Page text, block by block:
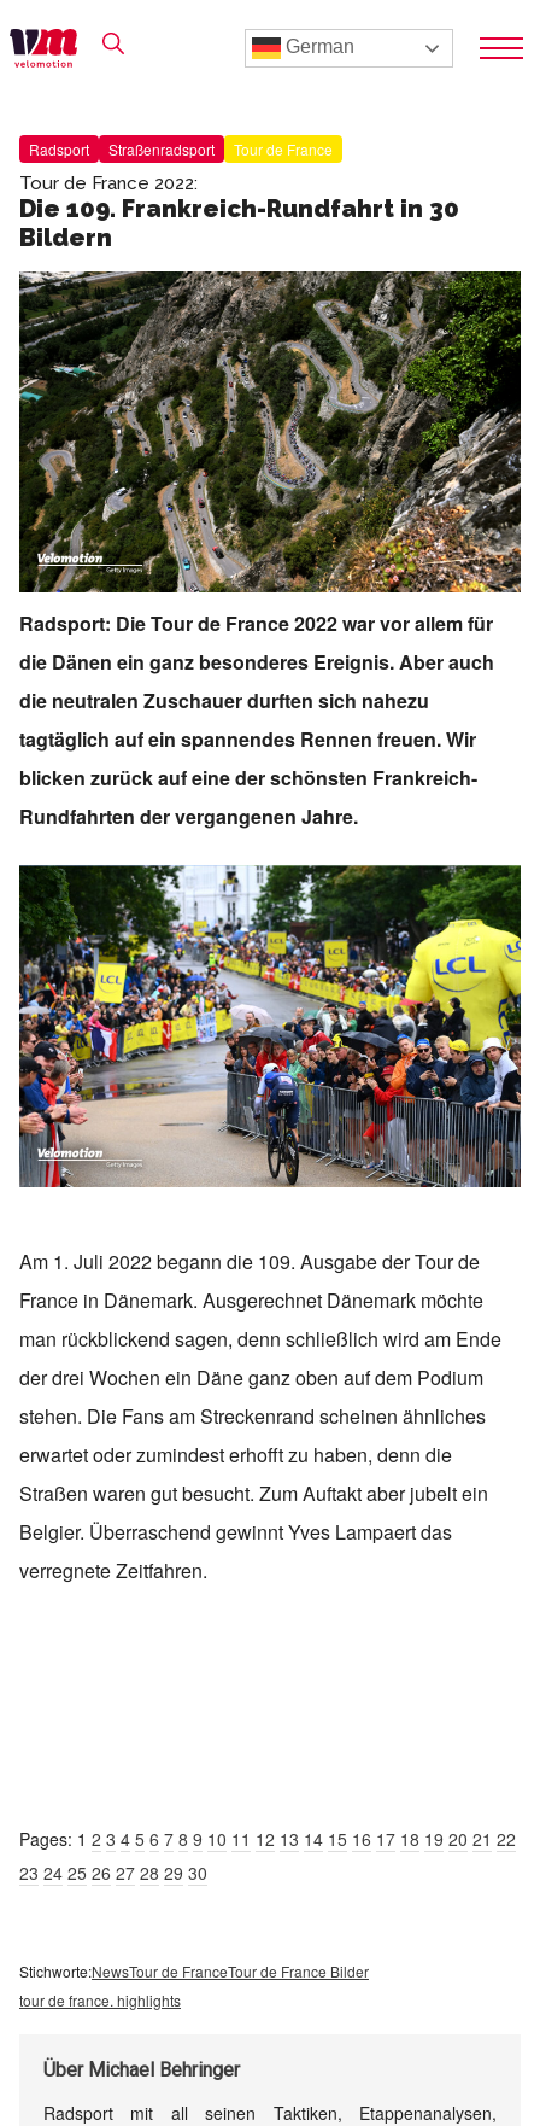
German
Radsport Straßenradsport Tour de France
Tour de France 2022:
Die 109. Frankreich-Rundfahrt in 30
Bildern
Radsport: Die Tour de France 2022 war vor allem für
die Dänen ein ganz besonderes Ereignis. Aber auch
die neutralen Zuschauer durften sich nahezu
tagtäglich auf ein spannendes Rennen freuen. Wir
blicken zurück auf eine der schönsten Frankreich-
Rundfahrten der vergangenen Jahre.
Am 1. Juli 2022 begann die 109. Ausgabe der Tour de
France in Dänemark. Ausgerechnet Dänemark möchte
man rückblickend sagen, denn schließlich wird am Ende
der drei Wochen ein Däne ganz oben auf dem Podium
stehen. Die Fans am Streckenrand scheinen ähnliches
erwartet oder zumindest erhofft zu haben, denn die
Straßen waren gut besucht. Zum Auftakt aber jubelt ein
Belgier. Überraschend gewinnt Yves Lampaert das
verregnete Zeitfahren.
Pages: 1 2 3 4 5 6 7 8 9 10 11 12 13 14 15 16 17 18 19 20 21 22
23 24 25 26 27 28 29 30
Stichworte:NewsTour de FranceTour de France Bilder
tour de france. highlights
Über Michael Behringer
Radsport mit all seinen Taktiken, Etappenanalysen,